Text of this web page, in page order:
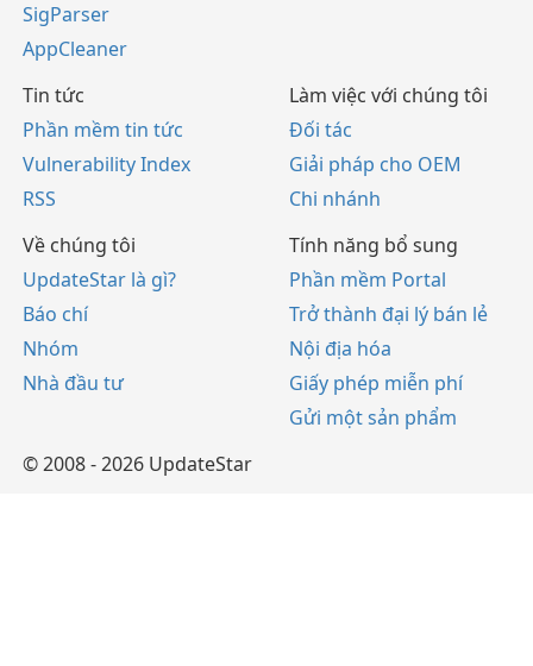
SigParser
AppCleaner
Tin tức
Phần mềm tin tức
Vulnerability Index
RSS
Làm việc với chúng tôi
Đối tác
Giải pháp cho OEM
Chi nhánh
Về chúng tôi
UpdateStar là gì?
Báo chí
Nhóm
Nhà đầu tư
Tính năng bổ sung
Phần mềm Portal
Trở thành đại lý bán lẻ
Nội địa hóa
Giấy phép miễn phí
Gửi một sản phẩm
© 2008 - 2026 UpdateStar